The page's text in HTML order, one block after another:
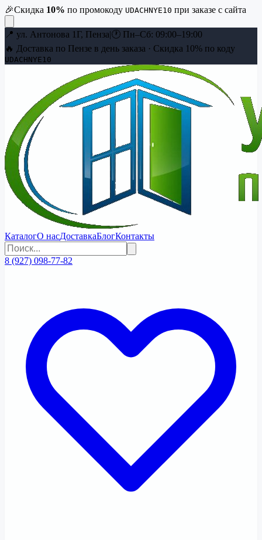
🎉Скидка 10% по промокоду UDACHNYE10 при заказе с сайта
📍 ул. Антонова 1Г, Пенза|🕐 Пн–Сб: 09:00–19:00
🔥 Доставка по Пензе в день заказа · Скидка 10% по коду
UDACHNYE10
КаталогО насДоставкаБлогКонтакты
8 (927) 098-77-82